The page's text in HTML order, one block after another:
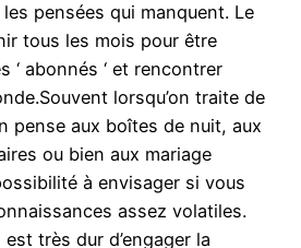
pensées qui manquent. Le
tous les mois pour être
‘ abonnés ‘ et rencontrer
lorsqu’on traite de
pense aux boîtes de nuit, aux
ou bien aux mariage
à envisager si vous
assez volatiles.
est très dur d’engager la